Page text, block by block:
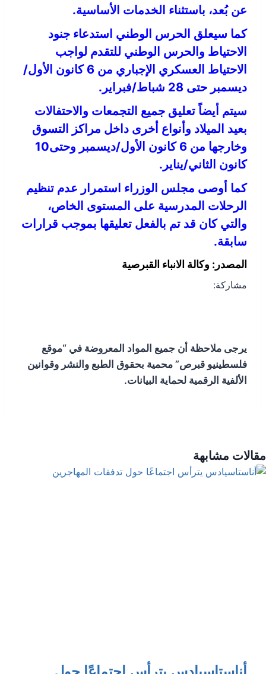
عن بُعد، باستثناء الخدمات الأساسية.
كما سيعلق الحرس الوطني استدعاء جنود
الاحتياط والحرس الوطني للتقدم لواجب
الاحتياط العسكري الإجباري من 6 كانون الأول/
ديسمبر حتى 28 شباط/فبراير.
سيتم أيضاً تعليق جميع التجمعات والاحتفالات
بعيد الميلاد وأنواع أخرى داخل مراكز التسوق
وخارجها من 6 كانون الأول/ديسمبر وحتى10
كانون الثاني/يناير.
كما أوصى مجلس الوزراء استمرار عدم تنظيم
الرحلات المدرسية على المستوى الخاص،
والتي كان قد تم بالفعل تعليقها بموجب قرارات
سابقة.
المصدر: وكالة الانباء القبرصية
مشاركة:
يرجى ملاحظة أن جميع المواد المعروضة في “موقع
فلسطينيو قبرص” محمية بحقوق الطبع والنشر وقوانين
الألفية الرقمية لحماية البيانات.
مقالات مشابهة